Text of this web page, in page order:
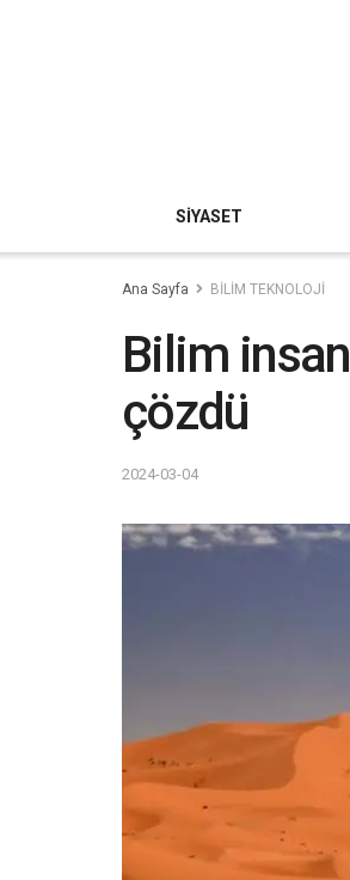
SİYASET
Ana Sayfa BİLİM TEKNOLOJİ
Bilim
çözdü
2024-03-04